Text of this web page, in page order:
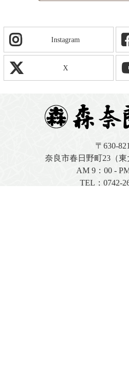
Instagram
X
〒630-
奈良市春日野町23（東
AM 9：00 -
TEL： 0742-